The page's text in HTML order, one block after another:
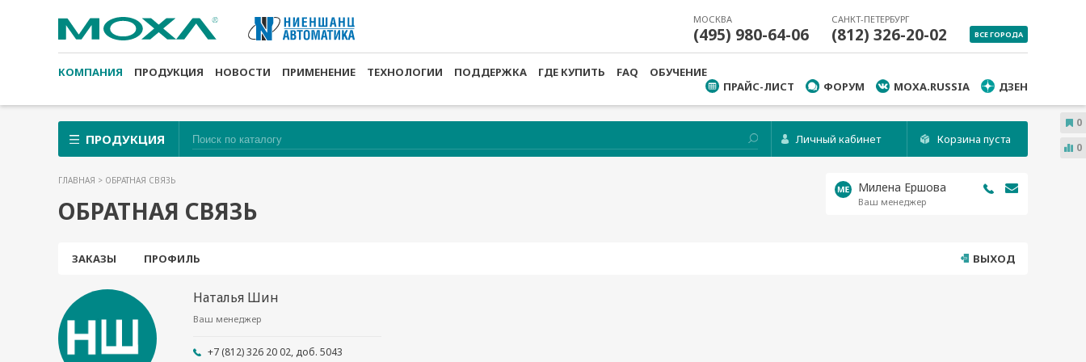
МОСКВА
(495) 980-64-06
САНКТ-ПЕТЕРБУРГ
(812) 326-20-02 ВСЕ ГОРОДА
КОМПАНИЯ ПРОДУКЦИЯ НОВОСТИ ПРИМЕНЕНИЕ ТЕХНОЛОГИИ ПОДДЕРЖКА ГДЕ КУПИТЬ FAQ
ОБУЧЕНИЕ
ПРАЙС-ЛИСТ
ФОРУМ MOXA.RUSSIA ДЗЕН
ПРОДУКЦИЯ Личный кабинет Корзина пуста
ГЛАВНАЯ > ОБРАТНАЯ СВЯЗЬ
ОБРАТНАЯ СВЯЗЬ
Милена Ершова
Ваш менеджер
ЗАКАЗЫ ПРОФИЛЬ ВЫХОД
Наталья Шин
Ваш менеджер
+7 (812) 326 20 02, доб. 5043
0
0